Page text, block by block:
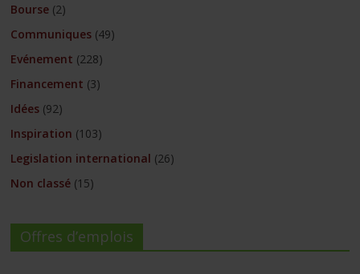
Bourse (2)
Communiques (49)
Evénement (228)
Financement (3)
Idées (92)
Inspiration (103)
Legislation international (26)
Non classé (15)
Offres d’emplois